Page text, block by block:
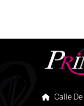
Calle